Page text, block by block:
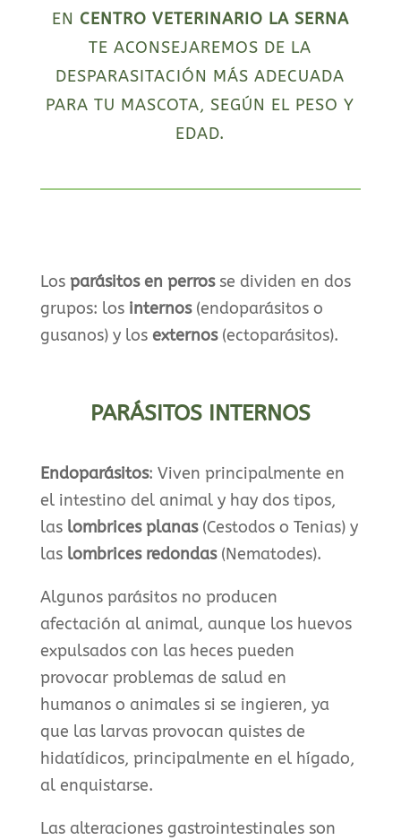
EN CENTRO VETERINARIO LA SERNA
TE ACONSEJAREMOS DE LA
DESPARASITACIÓN MÁS ADECUADA
PARA TU MASCOTA, SEGÚN EL PESO Y
EDAD.
Los parásitos en perrosse dividen en dos
grupos: losinternos(endoparásitos o
gusanos) y losexternos(ectoparásitos).
PARÁSITOS INTERNOS
Endoparásitos: Viven principalmente en
el intestino del animal y hay dos tipos,
las lombrices planas(Cestodos o Tenias) y
las lombrices redondas(Nematodes).
Algunos parásitos no producen
afectación al animal, aunque los huevos
expulsados con las heces pueden
provocar problemas de salud en
humanos o animales si se ingieren, ya
que las larvas provocan quistes de
hidatídicos, principalmente en el hígado,
al enquistarse.
Las alteraciones gastrointestinales son